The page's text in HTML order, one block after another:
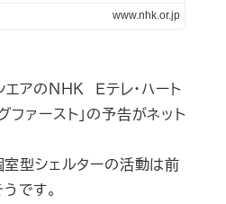
のＮＨＫ Ｅテレ・ハート
ファースト」の予告がネット
型シェルターの活動は前
です。